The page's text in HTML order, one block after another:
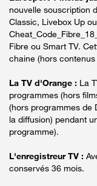
nouvelle souscription
Classic, Livebox Up
Fibre ou Smart TV.
chaine (hors
La TV d'Orange : La
programmes (hors
(hors programmes de
la diffusion) pendant
programme).
L'enregistreur TV :
conservés 36 mois.